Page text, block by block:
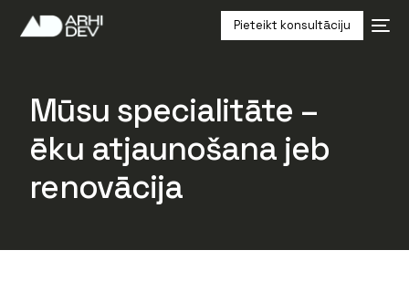
Pieteikt konsultāciju
Mūsu specialitāte –
ēku atjaunošana jeb
renovācija